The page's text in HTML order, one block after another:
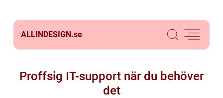
ALLINDESIGN.se
Proffsig IT-support när du behöver
det